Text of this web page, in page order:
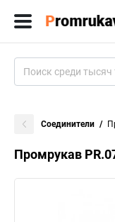
Соединители
Промрукав